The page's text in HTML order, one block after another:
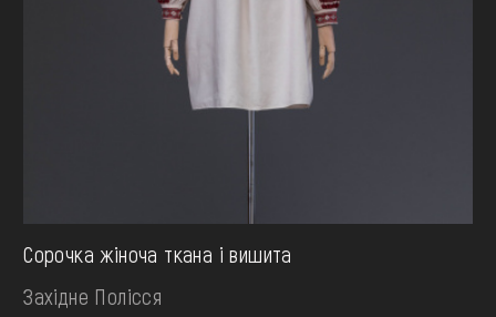
Сорочка жіноча ткана і вишита
Західне Полісся